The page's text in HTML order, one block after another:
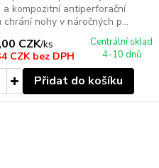
a kompozitní antiperforační
chrání nohy v náročných p...
CZK/ks
CZK bez DPH
Centrální sklad
4-10 dnů
Přidat do košíku